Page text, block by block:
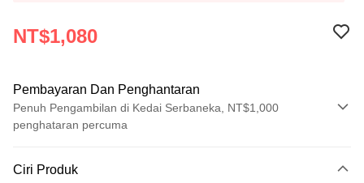
NT$1,080
Pembayaran Dan Penghantaran
Penuh Pengambilan di Kedai Serbaneka, NT$1,000
penghataran percuma
Kad Kredit (Bayaran Penuh)
Ciri Produk